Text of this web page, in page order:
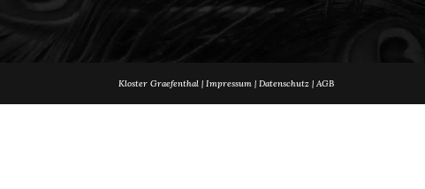
Kloster Graefenthal |Impressum |Datenschutz|AGB